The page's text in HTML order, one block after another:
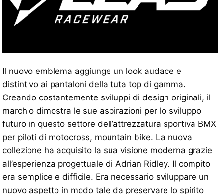
Il nuovo emblema aggiunge un look audace e
distintivo ai pantaloni della tuta top di gamma.
Creando costantemente sviluppi di design originali, il
marchio dimostra le sue aspirazioni per lo sviluppo
futuro in questo settore dell’attrezzatura sportiva BMX
per piloti di motocross, mountain bike. La nuova
collezione ha acquisito la sua visione moderna grazie
all’esperienza progettuale di Adrian Ridley. Il compito
era semplice e difficile. Era necessario sviluppare un
nuovo aspetto in modo tale da preservare lo spirito